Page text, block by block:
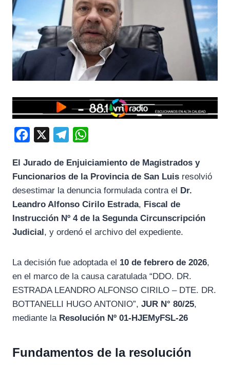
c
e
b
l
e
g
a
s
p
El Jurado de Enjuiciamiento de Magistrados y
Funcionarios de la Provincia de San Luis resolvió
desestimar la denuncia formulada contra el Dr.
Leandro Alfonso Cirilo Estrada, Fiscal de
Instrucción Nº 4 de la Segunda Circunscripción
Judicial, y ordenó el archivo del expediente.
La decisión fue adoptada el 10 de febrero de 2026,
en el marco de la causa caratulada “DDO. DR.
ESTRADA LEANDRO ALFONSO CIRILO – DTE. DR.
BOTTANELLI HUGO ANTONIO”, JUR N° 80/25,
mediante la Resolución Nº 01-HJEMyFSL-26
Fundamentos de la resolución